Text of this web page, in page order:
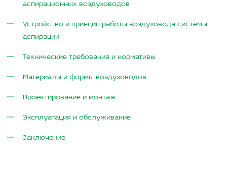
аспирационных воздуховодов
Устройство и принцип работы воздуховода системы
аспирации
Технические требования и нормативы
Материалы и формы воздуховодов
Проектирование и монтаж
Эксплуатация и обслуживание
Заключение